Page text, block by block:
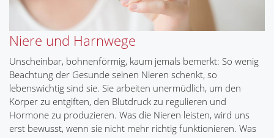
Niere und Harnwege
Unscheinbar, bohnenförmig, kaum jemals bemerkt: So wenig
Beachtung der Gesunde seinen Nieren schenkt, so
lebenswichtig sind sie. Sie arbeiten unermüdlich, um den
Körper zu entgiften, den Blutdruck zu regulieren und
Hormone zu produzieren. Was die Nieren leisten, wird uns
erst bewusst, wenn sie nicht mehr richtig funktionieren. Was